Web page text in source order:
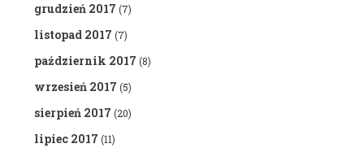
grudzień 2017 (7)
listopad 2017 (7)
październik 2017 (8)
wrzesień 2017 (5)
sierpień 2017 (20)
lipiec 2017 (11)